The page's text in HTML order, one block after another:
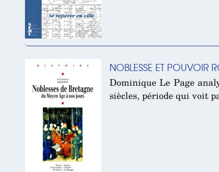
NOBLESSE ET POUVOIR
Dominique Le Page
siècles, période qui voit